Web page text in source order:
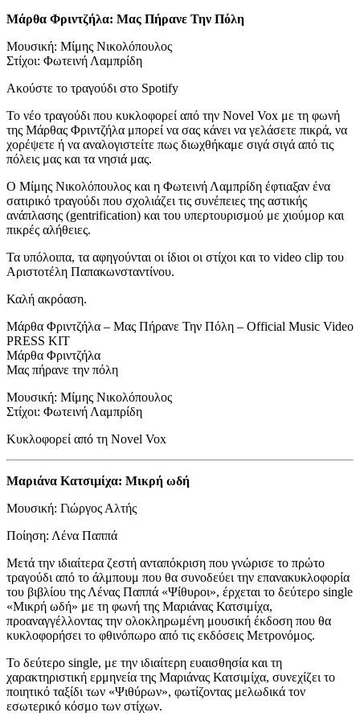
Μάρθα Φριντζήλα: Μας Πήρανε Την Πόλη
Μουσική: Μίμης Νικολόπουλος
Στίχοι: Φωτεινή Λαμπρίδη
Ακούστε το τραγούδι στο Spotify
Το νέο τραγούδι που κυκλοφορεί από την Novel Vox με τη φωνή
της Μάρθας Φριντζήλα μπορεί να σας κάνει να γελάσετε πικρά, να
χορέψετε ή να αναλογιστείτε πως διωχθήκαμε σιγά σιγά από τις
πόλεις μας και τα νησιά μας.
Ο Μίμης Νικολόπουλος και η Φωτεινή Λαμπρίδη έφτιαξαν ένα
σατιρικό τραγούδι που σχολιάζει τις συνέπειες της αστικής
ανάπλασης (gentrification) και του υπερτουρισμού με χιούμορ και
πικρές αλήθειες.
Τα υπόλοιπα, τα αφηγούνται οι ίδιοι οι στίχοι και το video clip του
Αριστοτέλη Παπακωνσταντίνου.
Καλή ακρόαση.
Μάρθα Φριντζήλα – Μας Πήρανε Την Πόλη – Official Music Video
PRESS KIT
Μάρθα Φριντζήλα
Μας πήρανε την πόλη
Μουσική: Μίμης Νικολόπουλος
Στίχοι: Φωτεινή Λαμπρίδη
Κυκλοφορεί από τη Novel Vox
Μαριάνα Κατσιμίχα: Μικρή ωδή
Μουσική: Γιώργος Αλτής
Ποίηση: Λένα Παππά
Μετά την ιδιαίτερα ζεστή ανταπόκριση που γνώρισε το πρώτο
τραγούδι από το άλμπουμ που θα συνοδεύει την επανακυκλοφορία
του βιβλίου της Λένας Παππά «Ψίθυροι», έρχεται το δεύτερο single
«Μικρή ωδή» με τη φωνή της Μαριάνας Κατσιμίχα,
προαναγγέλλοντας την ολοκληρωμένη μουσική έκδοση που θα
κυκλοφορήσει το φθινόπωρο από τις εκδόσεις Μετρονόμος.
Το δεύτερο single, με την ιδιαίτερη ευαισθησία και τη
χαρακτηριστική ερμηνεία της Μαριάνας Κατσιμίχα, συνεχίζει το
ποιητικό ταξίδι των «Ψιθύρων», φωτίζοντας μελωδικά τον
εσωτερικό κόσμο των στίχων.